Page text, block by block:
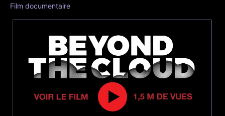
Film documentaire